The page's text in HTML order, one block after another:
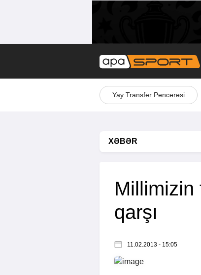
Yay Transfer Pəncərəsi
XƏBƏR
Millimizin
qarşı
11.02.2013 - 15:05